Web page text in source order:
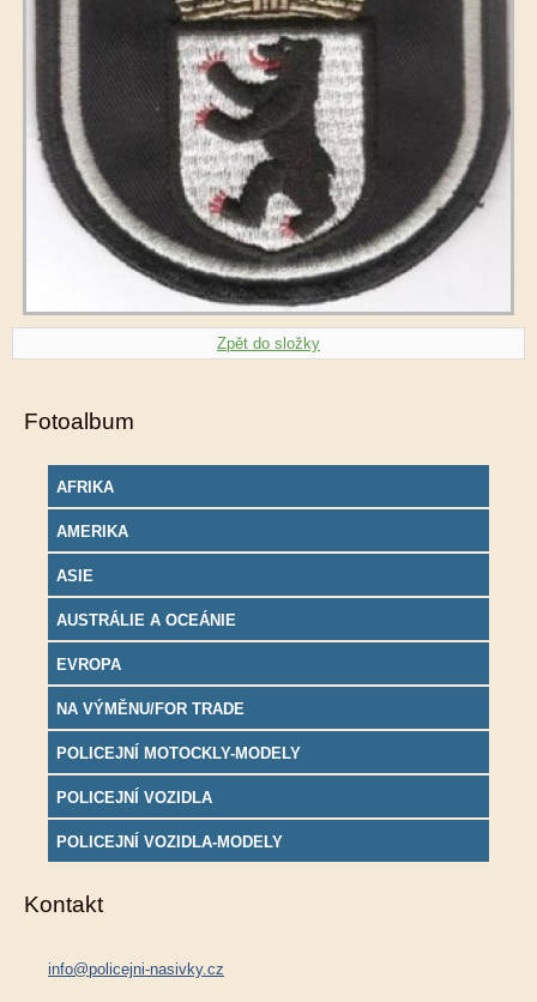
Zpět do složky
Fotoalbum
AFRIKA
AMERIKA
ASIE
AUSTRÁLIE A OCEÁNIE
EVROPA
NA VÝMĚNU/FOR TRADE
POLICEJNÍ MOTOCKLY-MODELY
POLICEJNÍ VOZIDLA
POLICEJNÍ VOZIDLA-MODELY
Kontakt
info@policejni-nasivky.cz